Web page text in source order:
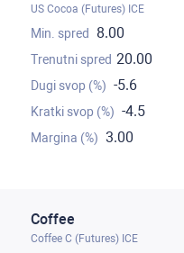
US Cocoa (Futures) ICE
8.00
20.00
-5.6
-4.5
3.00
Coffee
Coffee C (Futures) ICE